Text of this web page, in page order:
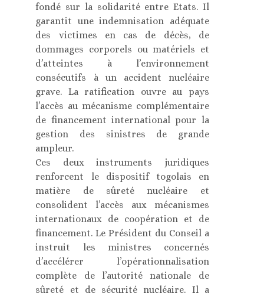
fondé sur la solidarité entre Etats. Il
garantit une indemnisation adéquate
des victimes en cas de décès, de
dommages corporels ou matériels et
d’atteintes à l’environnement
consécutifs à un accident nucléaire
grave. La ratification ouvre au pays
l’accès au mécanisme complémentaire
de financement international pour la
gestion des sinistres de grande
ampleur.
Ces deux instruments juridiques
renforcent le dispositif togolais en
matière de sûreté nucléaire et
consolident l’accès aux mécanismes
internationaux de coopération et de
financement. Le Président du Conseil a
instruit les ministres concernés
d’accélérer l’opérationnalisation
complète de l’autorité nationale de
sûreté et de sécurité nucléaire. Il a